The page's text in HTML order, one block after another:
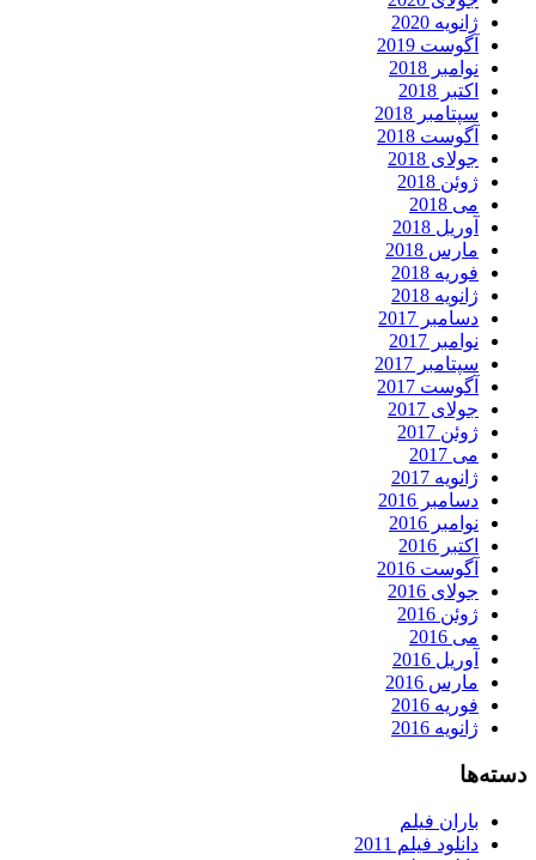
ژانویه 2020
آگوست 2019
نوامبر 2018
اکتبر 2018
سپتامبر 2018
آگوست 2018
جولای 2018
ژوئن 2018
می 2018
آوریل 2018
مارس 2018
فوریه 2018
ژانویه 2018
دسامبر 2017
نوامبر 2017
سپتامبر 2017
آگوست 2017
جولای 2017
ژوئن 2017
می 2017
ژانویه 2017
دسامبر 2016
نوامبر 2016
اکتبر 2016
آگوست 2016
جولای 2016
ژوئن 2016
می 2016
آوریل 2016
مارس 2016
فوریه 2016
ژانویه 2016
دسته‌ها
باران فیلم
دانلود فیلم 2011